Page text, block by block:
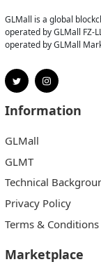
GLMall is a global
operated by GLMall FZ-
operated by GLMall
Information
GLMall
GLMT
Technical
Privacy Policy
Terms & Conditions
Marketplace